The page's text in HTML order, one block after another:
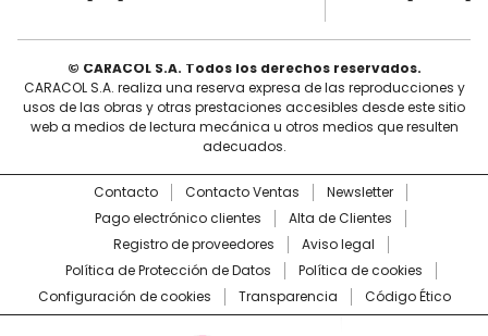
© CARACOL S.A. Todos los derechos reservados.
CARACOL S.A. realiza una reserva expresa de las reproducciones y
usos de las obras y otras prestaciones accesibles desde este sitio
web a medios de lectura mecánica u otros medios que resulten
adecuados.
Contacto Contacto Ventas
Newsletter
Pago electrónico clientes
Alta de Clientes
Registro de proveedores
Aviso legal
Política de Protección de Datos
Política de cookies
Configuración de cookies
Transparencia Código Ético